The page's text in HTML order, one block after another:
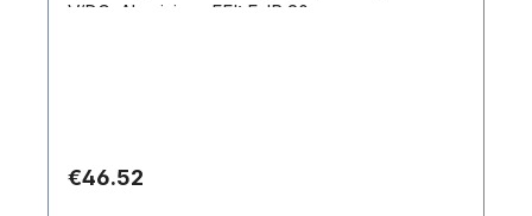
V/DC, Aluminium, EEI: F, IP 20
Regular price:
€46.52